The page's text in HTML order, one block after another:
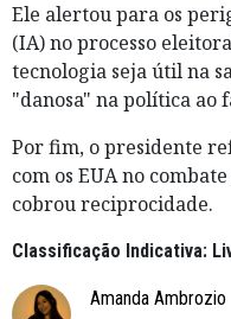
Ele alertou para os
(IA) no processo
tecnologia seja útil na
"danosa" na política ao
Por fim, o presidente
com os EUA no
cobrou reciprocidade.
Classificação Indicativa:
Amanda Ambrozio